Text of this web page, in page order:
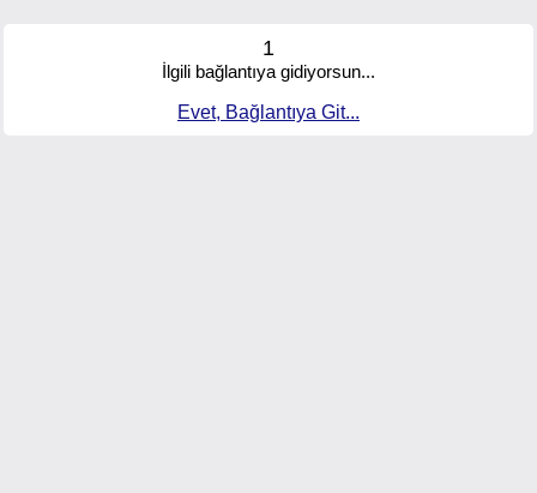
1
İlgili bağlantıya gidiyorsun...
Evet, Bağlantıya Git...